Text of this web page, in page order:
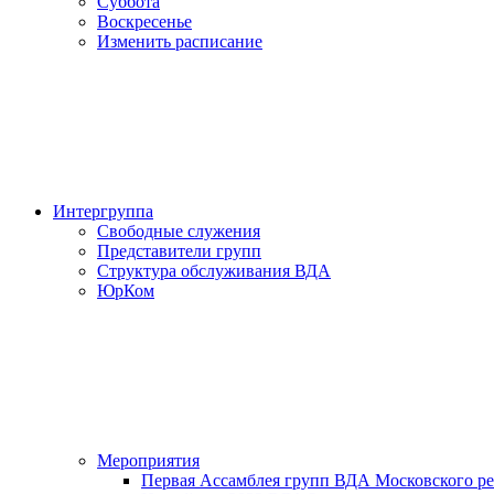
Воскресенье
Изменить расписание
Интергруппа
Свободные служения
Представители групп
Структура обслуживания ВДА
ЮрКом
Мероприятия
Первая Ассамблея групп ВДА Московского